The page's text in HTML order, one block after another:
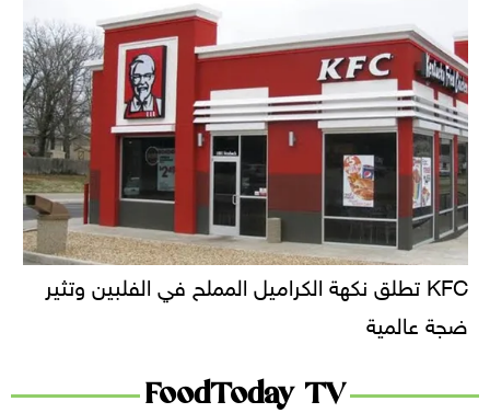
KFC تطلق نكهة الكراميل المملح في الفلبين وتثير
ضجة عالمية
FoodToday TV